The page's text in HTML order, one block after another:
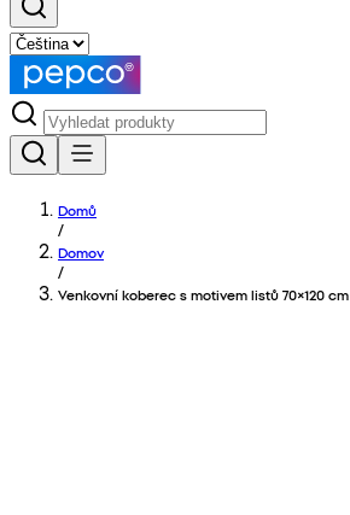
Domů
/
Domov
/
Venkovní koberec s motivem listů 70×120 cm